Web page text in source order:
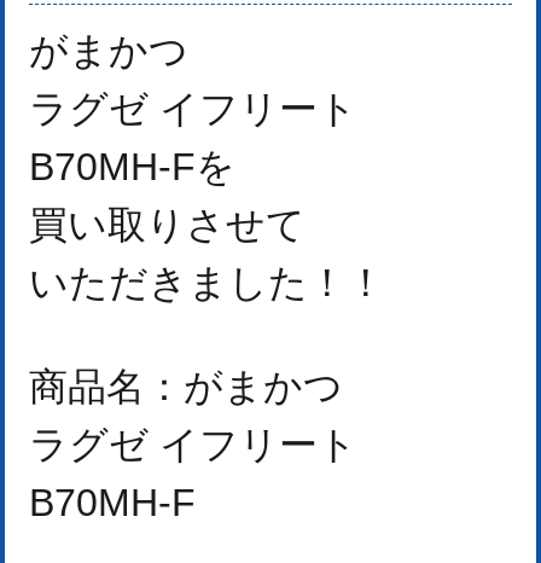
がまかつ
ラグゼ イフリート
B70MH-Fを
買い取りさせて
いただきました！
！
商品名：がまかつ
ラグゼ イフリート
B70MH-F